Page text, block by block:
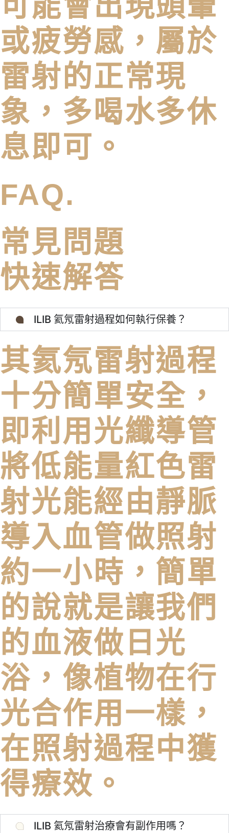
或疲勞感，屬於
雷射的正常現
象，多喝水多休
息即可。
FAQ.
常見問題
快速解答
ILIB 氦氖雷射過程如何執行保養？
其氦氖雷射過程
十分簡單安全，
即利用光纖導管
將低能量紅色雷
射光能經由靜脈
導入血管做照射
約一小時，簡單
的說就是讓我們
的血液做日光
浴，像植物在行
光合作用一樣，
在照射過程中獲
得療效。
ILIB 氦氖雷射治療會有副作用嗎？